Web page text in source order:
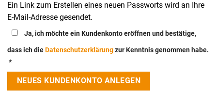
Ein Link zum Erstellen eines neuen Passworts wird an Ihre
E-Mail-Adresse gesendet.
Ja, ich möchte ein Kundenkonto eröffnen und bestätige,
dass ich dieDatenschutzerklärungzur Kenntnis genommen habe.
*
NEUES KUNDENKONTO ANLEGEN